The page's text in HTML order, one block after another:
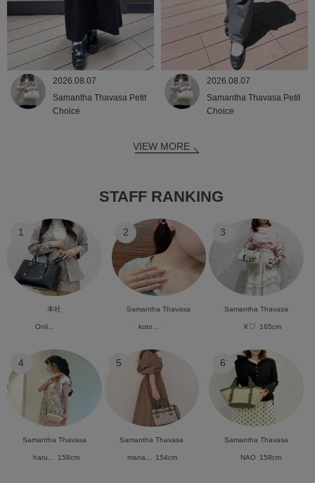
2026.08.07
Samantha Thavasa Petit
Choice
2026.08.07
Samantha Thavasa Petit
Choice
VIEW MORE
STAFF RANKING
1
本社
Onli...
2
Samantha Thavasa
koto...
3
Samantha Thavasa
K♡ 165cm
4
Samantha Thavasa
haru... 158cm
5
Samantha Thavasa
mana... 154cm
6
Samantha Thavasa
NAO 158cm